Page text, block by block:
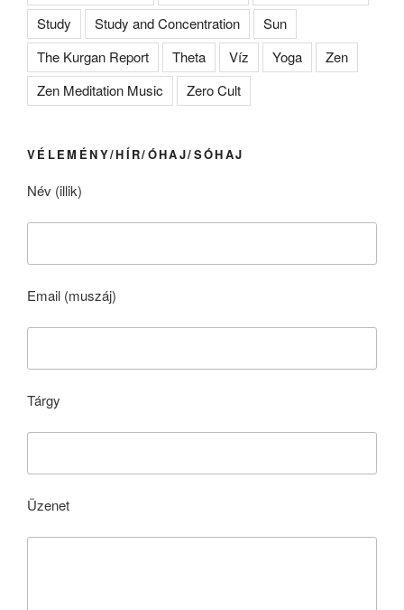
Study
Study and Concentration
Sun
The Kurgan Report
Theta Víz Yoga
Zen
Zen Meditation Music
Zero Cult
VÉLEMÉNY/HÍR/ÓHAJ/SÓHAJ
Név (illik)
Email (muszáj)
Tárgy
Üzenet